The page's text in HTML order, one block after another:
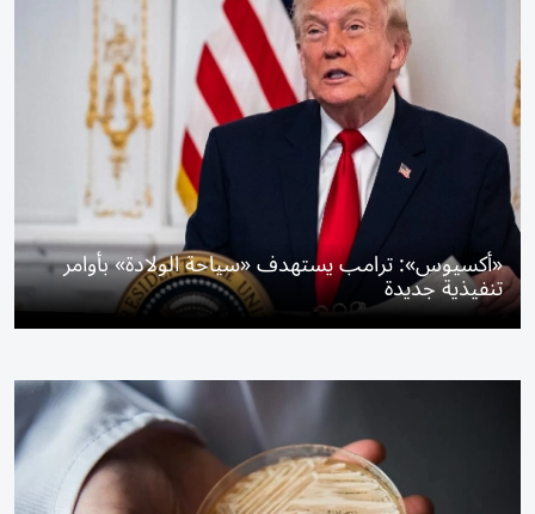
«أكسيوس»: ترامب يستهدف «سياحة الولادة» بأوامر
تنفيذية جديدة